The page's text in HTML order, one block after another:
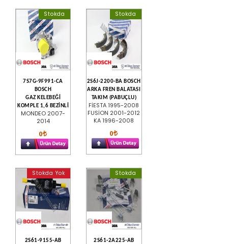
Stokda
7S7G-9F991-CA
BOSCH
GAZ KELEBEĞİ
KOMPLE 1,6 BEZİNLİ
MONDEO 2007-
2014
0
Stokda
2S6J-2200-BA BOSCH
ARKA FREN BALATASI
TAKIM (PABUÇLU)
FİESTA 1995-2008
FUSİON 2001-2012
KA 1996-2008
0
Stokda Yok
2S61-9155-AB
Stokda
2S61-2A225-AB